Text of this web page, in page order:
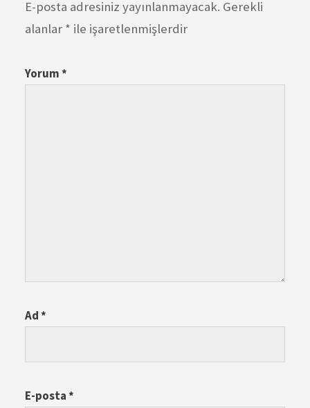
E-posta adresiniz yayınlanmayacak. Gerekli
alanlar * ile işaretlenmişlerdir
Yorum*
Ad*
E-posta*